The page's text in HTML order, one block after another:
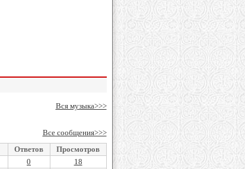
Вся музыка>>>
Все сообщения>>>
Ответов Просмотров
0 18